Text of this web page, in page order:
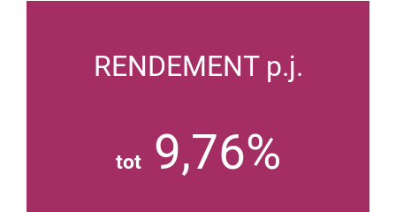
RENDEMENT p.j.
tot9,76%